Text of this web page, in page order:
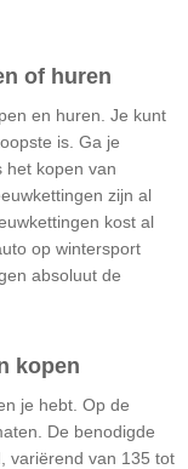
of huren
en huren. Je kunt
is. Ga je
het kopen van
zijn al
kost al
op wintersport
absoluut de
kopen
je hebt. Op de
De benodigde
variërend van 135 tot